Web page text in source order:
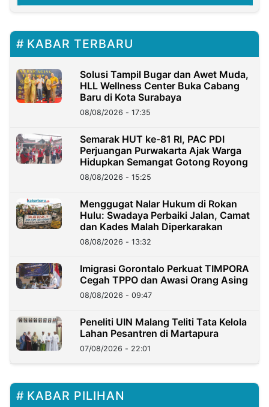
KABAR TERBARU
Solusi Tampil Bugar dan Awet Muda,
HLL Wellness Center Buka Cabang
Baru di Kota Surabaya
08/08/2026 - 17:35
Semarak HUT ke-81 RI, PAC PDI
Perjuangan Purwakarta Ajak Warga
Hidupkan Semangat Gotong Royong
08/08/2026 - 15:25
Menggugat Nalar Hukum di Rokan
Hulu: Swadaya Perbaiki Jalan, Camat
dan Kades Malah Diperkarakan
08/08/2026 - 13:32
Imigrasi Gorontalo Perkuat TIMPORA
Cegah TPPO dan Awasi Orang Asing
08/08/2026 - 09:47
Peneliti UIN Malang Teliti Tata Kelola
Lahan Pesantren di Martapura
07/08/2026 - 22:01
KABAR PILIHAN